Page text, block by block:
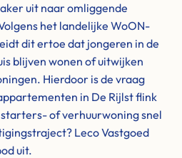
uit naar omliggende
het landelijke WoON-
dit ertoe dat jongeren in de
blijven wonen of uitwijken
Hierdoor is de vraag
in De Rijlst flink
of verhuurwoning snel
Leco Vastgoed
uit.